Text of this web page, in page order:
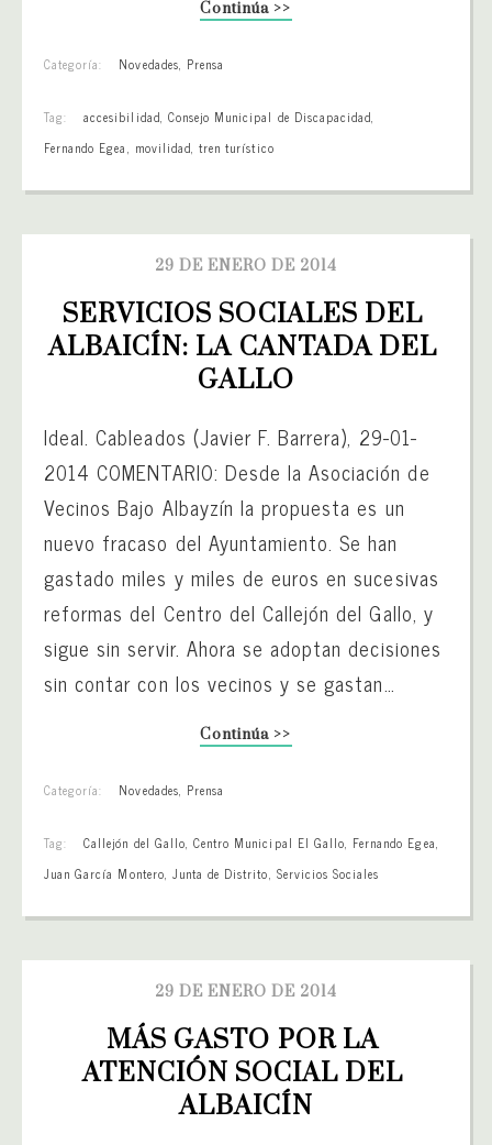
Continúa >>
Categoría: Novedades, Prensa
Tag: accesibilidad, Consejo Municipal de Discapacidad,
Fernando Egea, movilidad,tren turístico
29 DE ENERO DE 2014
SERVICIOS SOCIALES DEL
ALBAICÍN: LA CANTADA DEL
GALLO
Ideal. Cableados (Javier F. Barrera), 29-01-
2014 COMENTARIO: Desde la Asociación de
Vecinos Bajo Albayzín la propuesta es un
nuevo fracaso del Ayuntamiento. Se han
gastado miles y miles de euros en sucesivas
reformas del Centro del Callejón del Gallo, y
sigue sin servir. Ahora se adoptan decisiones
sin contar con los vecinos y se gastan…
Continúa >>
Categoría: Novedades, Prensa
Tag: Callejón del Gallo, Centro Municipal El Gallo, Fernando Egea,
Juan García Montero, Junta de Distrito, Servicios Sociales
29 DE ENERO DE 2014
MÁS GASTO POR LA
ATENCIÓN SOCIAL DEL
ALBAICÍN